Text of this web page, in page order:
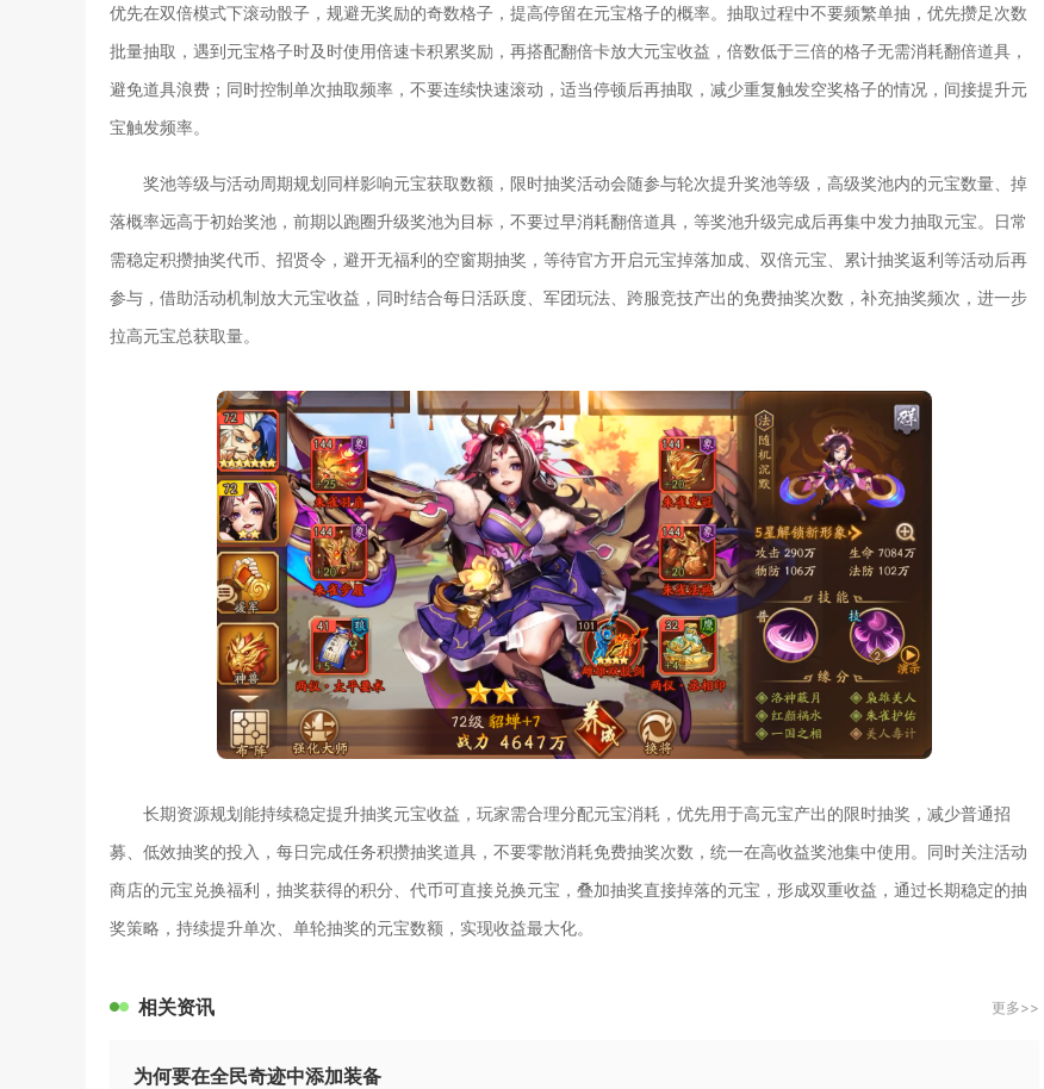
优先在双倍模式下滚动骰子，规避无奖励的奇数格子，提高停留在元宝格子的概率。抽取过程中不要频繁单抽，优先攒足次数
批量抽取，遇到元宝格子时及时使用倍速卡积累奖励，再搭配翻倍卡放大元宝收益，倍数低于三倍的格子无需消耗翻倍道具，
避免道具浪费；同时控制单次抽取频率，不要连续快速滚动，适当停顿后再抽取，减少重复触发空奖格子的情况，间接提升元
宝触发频率。
奖池等级与活动周期规划同样影响元宝获取数额，限时抽奖活动会随参与轮次提升奖池等级，高级奖池内的元宝数量、掉
落概率远高于初始奖池，前期以跑圈升级奖池为目标，不要过早消耗翻倍道具，等奖池升级完成后再集中发力抽取元宝。日常
需稳定积攒抽奖代币、招贤令，避开无福利的空窗期抽奖，等待官方开启元宝掉落加成、双倍元宝、累计抽奖返利等活动后再
参与，借助活动机制放大元宝收益，同时结合每日活跃度、军团玩法、跨服竞技产出的免费抽奖次数，补充抽奖频次，进一步
拉高元宝总获取量。
长期资源规划能持续稳定提升抽奖元宝收益，玩家需合理分配元宝消耗，优先用于高元宝产出的限时抽奖，减少普通招
募、低效抽奖的投入，每日完成任务积攒抽奖道具，不要零散消耗免费抽奖次数，统一在高收益奖池集中使用。同时关注活动
商店的元宝兑换福利，抽奖获得的积分、代币可直接兑换元宝，叠加抽奖直接掉落的元宝，形成双重收益，通过长期稳定的抽
奖策略，持续提升单次、单轮抽奖的元宝数额，实现收益最大化。
相关资讯 更多>>
为何要在全民奇迹中添加装备